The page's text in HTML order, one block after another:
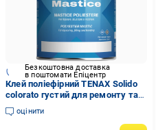
Безкоштовна доставка
в поштомати Епіцентр
Клей поліефірний TENAX Solido
colorato густий для ремонту та
шпаклювання каменю 125 мл
Світло-бежевий (004135)
оцінити